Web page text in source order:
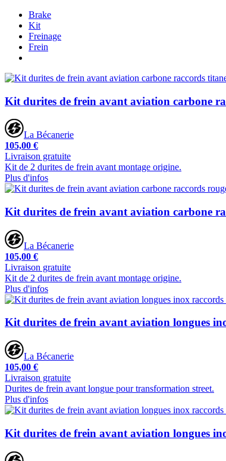
Brake
Kit
Freinage
Frein
Kit durites de frein avant aviation carbone
La Bécanerie
105,00 €
Livraison gratuite
Kit de 2 durites de frein avant montage origine.
Plus d'infos
Kit durites de frein avant aviation carbone
La Bécanerie
105,00 €
Livraison gratuite
Kit de 2 durites de frein avant montage origine.
Plus d'infos
Kit durites de frein avant aviation longues
La Bécanerie
105,00 €
Livraison gratuite
Durites de frein avant longue pour transformation street.
Plus d'infos
Kit durites de frein avant aviation longues